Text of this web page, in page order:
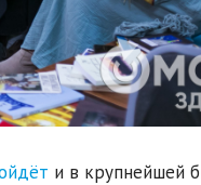
и в крупнейшей